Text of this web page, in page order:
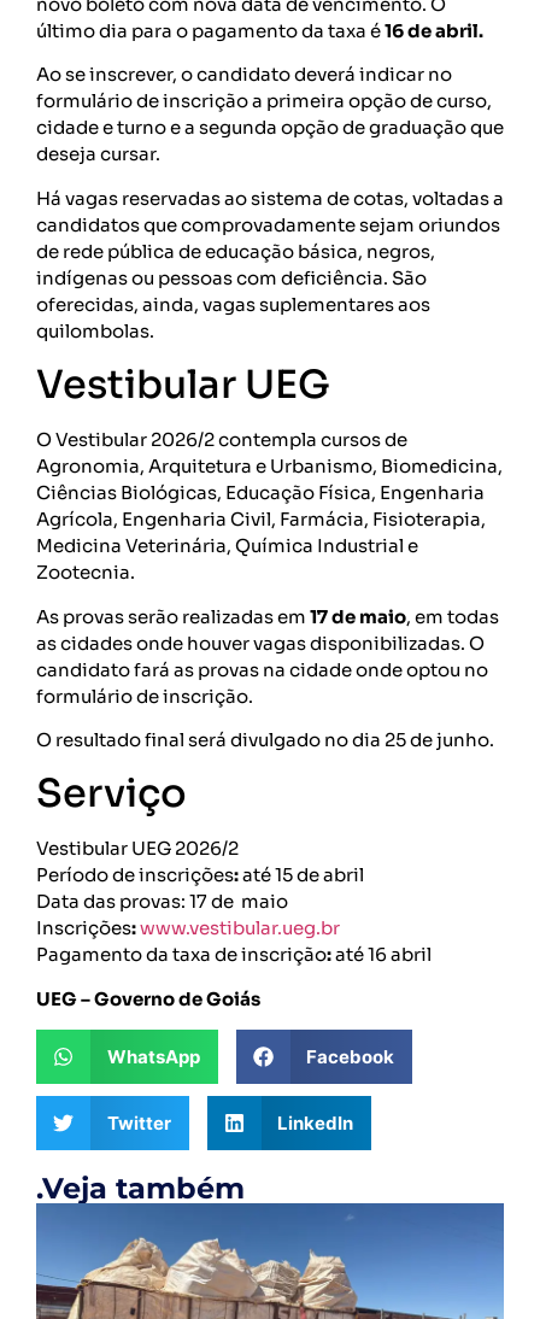
último dia para o pagamento da taxa é16 de abril.
Ao se inscrever, o candidato deverá indicar no
formulário de inscrição a primeira opção de curso,
cidade e turno e a segunda opção de graduação que
deseja cursar.
Há vagas reservadas ao sistema de cotas, voltadas a
candidatos que comprovadamente sejam oriundos
de rede pública de educação básica, negros,
indígenas ou pessoas com deficiência. São
oferecidas, ainda, vagas suplementares aos
quilombolas.
Vestibular UEG
O Vestibular 2026/2 contempla cursos de
Agronomia, Arquitetura e Urbanismo, Biomedicina,
Ciências Biológicas, Educação Física, Engenharia
Agrícola, Engenharia Civil, Farmácia, Fisioterapia,
Medicina Veterinária, Química Industrial e
Zootecnia.
As provas serão realizadas em 17 de maio, em todas
as cidades onde houver vagas disponibilizadas. O
candidato fará as provas na cidade onde optou no
formulário de inscrição.
O resultado final será divulgado no dia 25 de junho.
Serviço
Vestibular UEG 2026/2
Período de inscrições:até 15 de abril
Data das provas: 17 de maio
Inscrições:www.vestibular.ueg.br
Pagamento da taxa de inscrição:até 16 abril
UEG – Governo de Goiás
WhatsApp Facebook
Twitter LinkedIn
.Veja também